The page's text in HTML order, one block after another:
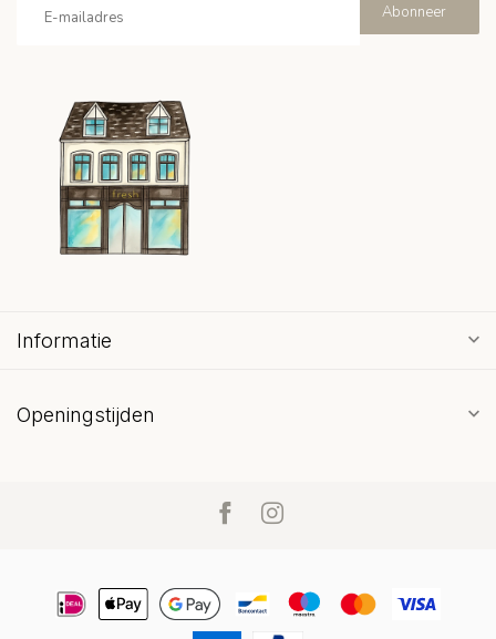
Abonneer
Informatie
Openingstijden